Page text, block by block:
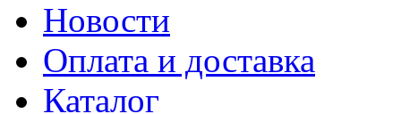
Новости
Оплата и доставка
Каталог